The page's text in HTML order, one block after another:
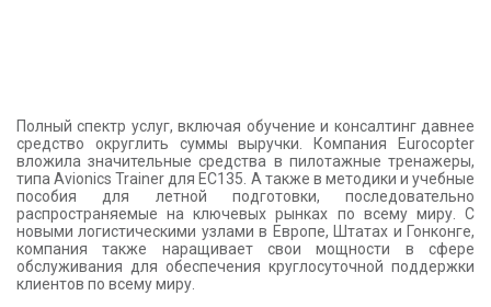
Полный спектр услуг, включая обучение и консалтинг давнее
средство округлить суммы выручки. Компания Eurocopter
вложила значительные средства в пилотажные тренажеры,
типа Avionics Trainer для EC135. А также в методики и учебные
пособия для летной подготовки, последовательно
распространяемые на ключевых рынках по всему миру. С
новыми логистическими узлами в Европе, Штатах и Гонконге,
компания также наращивает свои мощности в сфере
обслуживания для обеспечения круглосуточной поддержки
клиентов по всему миру.